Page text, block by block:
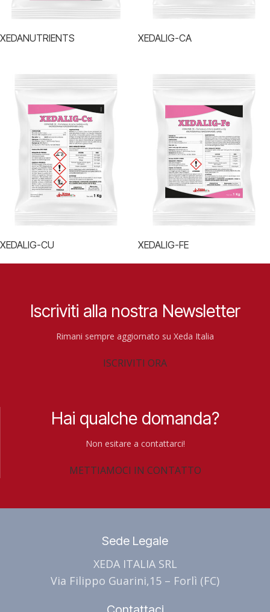
XEDANUTRIENTS XEDALIG-CA
XEDALIG-CU XEDALIG-FE
Iscriviti alla nostra Newsletter
Rimani sempre aggiornato su Xeda Italia
ISCRIVITI ORA
Hai qualche domanda?
Non esitare a contattarci!
METTIAMOCI IN CONTATTO
Sede Legale
XEDA ITALIA SRL
Via Filippo Guarini,15 – Forlì (FC)